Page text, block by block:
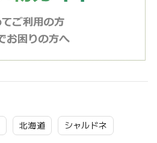
北海道 シャルドネ